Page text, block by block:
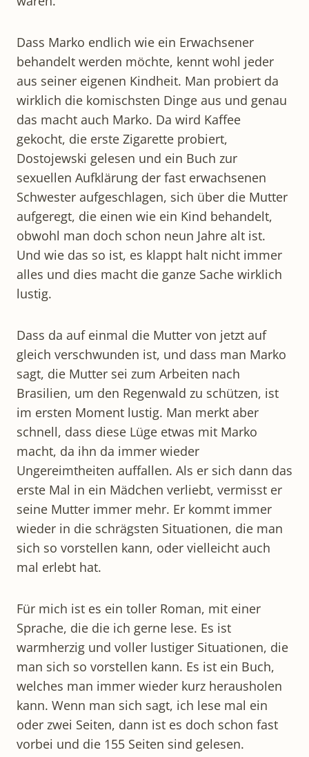
Dass Marko endlich wie ein Erwachsener
behandelt werden möchte, kennt wohl jeder
aus seiner eigenen Kindheit. Man probiert da
wirklich die komischsten Dinge aus und genau
das macht auch Marko. Da wird Kaffee
gekocht, die erste Zigarette probiert,
Dostojewski gelesen und ein Buch zur
sexuellen Aufklärung der fast erwachsenen
Schwester aufgeschlagen, sich über die Mutter
aufgeregt, die einen wie ein Kind behandelt,
obwohl man doch schon neun Jahre alt ist.
Und wie das so ist, es klappt halt nicht immer
alles und dies macht die ganze Sache wirklich
lustig.
Dass da auf einmal die Mutter von jetzt auf
gleich verschwunden ist, und dass man Marko
sagt, die Mutter sei zum Arbeiten nach
Brasilien, um den Regenwald zu schützen, ist
im ersten Moment lustig. Man merkt aber
schnell, dass diese Lüge etwas mit Marko
macht, da ihn da immer wieder
Ungereimtheiten auffallen. Als er sich dann das
erste Mal in ein Mädchen verliebt, vermisst er
seine Mutter immer mehr. Er kommt immer
wieder in die schrägsten Situationen, die man
sich so vorstellen kann, oder vielleicht auch
mal erlebt hat.
Für mich ist es ein toller Roman, mit einer
Sprache, die die ich gerne lese. Es ist
warmherzig und voller lustiger Situationen, die
man sich so vorstellen kann. Es ist ein Buch,
welches man immer wieder kurz herausholen
kann. Wenn man sich sagt, ich lese mal ein
oder zwei Seiten, dann ist es doch schon fast
vorbei und die 155 Seiten sind gelesen.